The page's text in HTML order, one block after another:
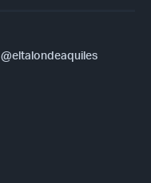
@eltalondeaquiles